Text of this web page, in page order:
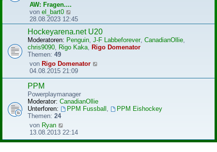
AW: Fragen....
von el_bart0
e
u
e
s
r
B
e
r
a
g
28.08.2023 12:45
Hockeyarena.net U20
Moderatoren: Penguin J-F Labbeforever, CanadianOllie
chris9090
Rigo Kaka
Rigo Domenator
Themen: 49
von Rigo Domenator
u
t
e
t
04.08.2015 21:09
PPM
Powerplaymanager
Moderator: CanadianOllie
Unterforen:
PPM Fussball
PPM Eishockey
Themen: 24
von Ryan
e
u
13.08.2013 22:14